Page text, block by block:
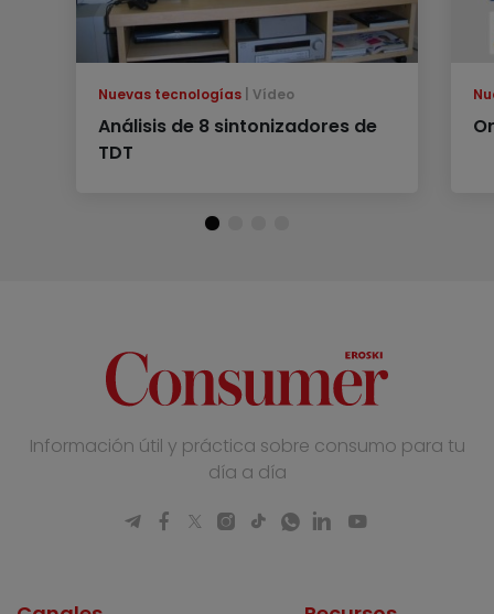
Nuevas tecnologías Vídeo
Análisis de 8 sintonizadores de
TDT
Información útil y práctica sobre consumo para tu
día a día